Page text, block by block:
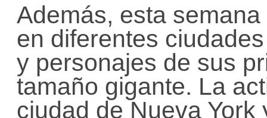
Además, esta semana
en diferentes
y personajes de sus
tamaño gigante. La
ciudad de Nueva